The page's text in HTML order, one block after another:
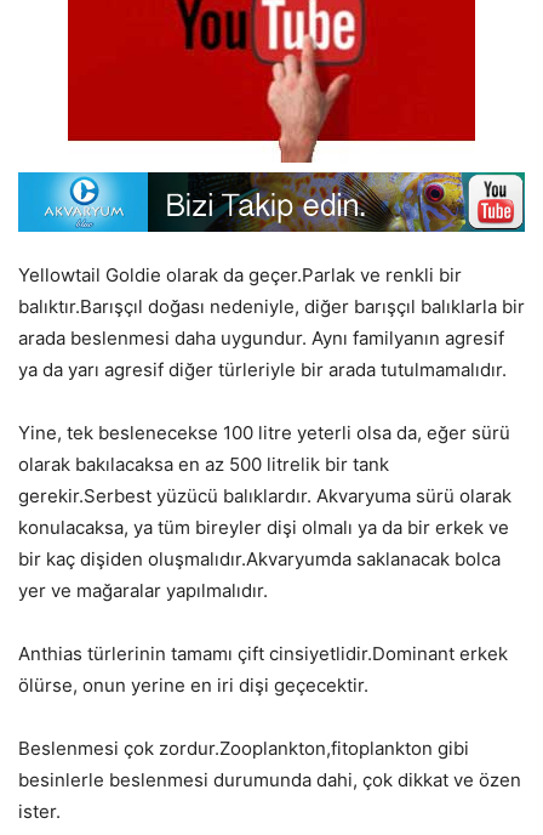
Yellowtail Goldie olarak da geçer.Parlak ve renkli bir
balıktır.Barışçıl doğası nedeniyle, diğer barışçıl balıklarla bir
arada beslenmesi daha uygundur. Aynı familyanın agresif
ya da yarı agresif diğer türleriyle bir arada tutulmamalıdır.
Yine, tek beslenecekse 100 litre yeterli olsa da, eğer sürü
olarak bakılacaksa en az 500 litrelik bir tank
gerekir.Serbest yüzücü balıklardır. Akvaryuma sürü olarak
konulacaksa, ya tüm bireyler dişi olmalı ya da bir erkek ve
bir kaç dişiden oluşmalıdır.Akvaryumda saklanacak bolca
yer ve mağaralar yapılmalıdır.
Anthias türlerinin tamamı çift cinsiyetlidir.Dominant erkek
ölürse, onun yerine en iri dişi geçecektir.
Beslenmesi çok zordur.Zooplankton,fitoplankton gibi
besinlerle beslenmesi durumunda dahi, çok dikkat ve özen
ister.